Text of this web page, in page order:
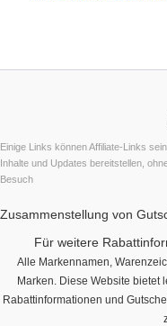
Einige Links können Affiliate-Links
Inhalte und Updates bereitstellen,
Besuch
Zusammenstellung von
Für weitere
Alle Markennamen,
Marken. Diese Website bietet
Rabattinformationen und